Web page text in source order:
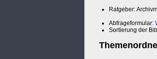
Ratgeber:
Abfrageformular:
Sortierung der